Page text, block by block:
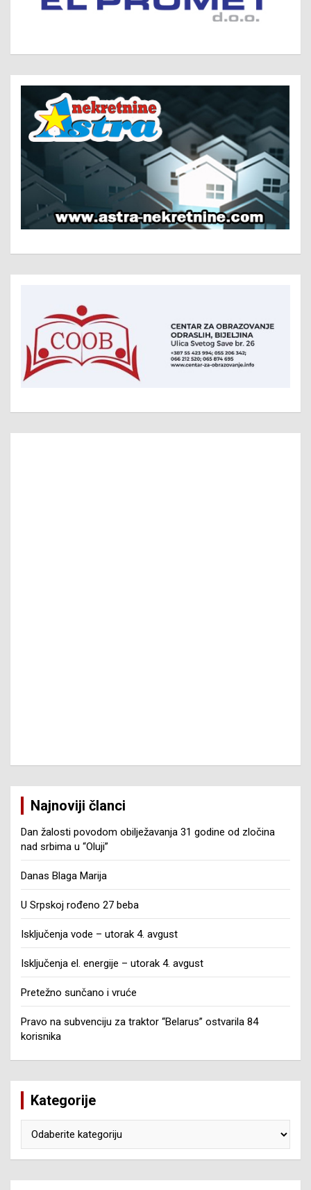
Najnoviji članci
Dan žalosti povodom obilježavanja 31 godine od zločina
nad srbima u “Oluji”
Danas Blaga Marija
U Srpskoj rođeno 27 beba
Isključenja vode – utorak 4. avgust
Isključenja el. energije – utorak 4. avgust
Pretežno sunčano i vruće
Pravo na subvenciju za traktor “Belarus” ostvarila 84
korisnika
Kategorije